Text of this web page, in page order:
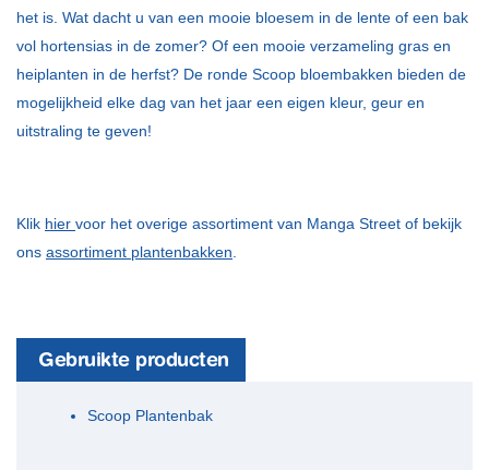
het is. Wat dacht u van een mooie bloesem in de lente of een bak
vol hortensias in de zomer? Of een mooie verzameling gras en
heiplanten in de herfst? De ronde Scoop bloembakken bieden de
mogelijkheid elke dag van het jaar een eigen kleur, geur en
uitstraling te geven!
Klik hier voor het overige assortiment van Manga Street of bekijk
ons assortiment plantenbakken.
Gebruikte producten
Scoop Plantenbak